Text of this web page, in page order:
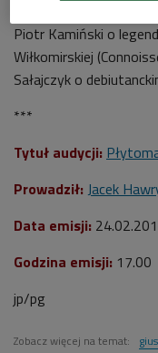
Piotr Kamiński o
Wiłkomirskiej
Sałajczyk o
***
Tytuł audycji:
Prowadził: Jacek
Data emisji: 24
Godzina emisji: 17.00
jp/pg
Zobacz więcej na temat: